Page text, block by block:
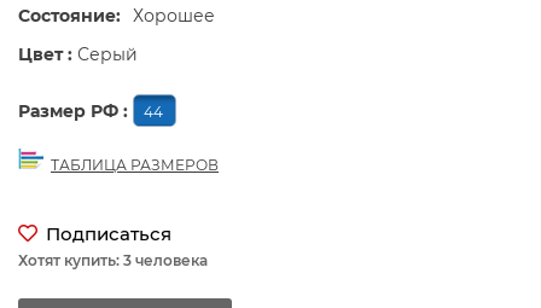
Состояние: Хорошее
Цвет : Серый
Размер РФ : 44
ТАБЛИЦА РАЗМЕРОВ
Подписаться
Хотят купить: 3 человека